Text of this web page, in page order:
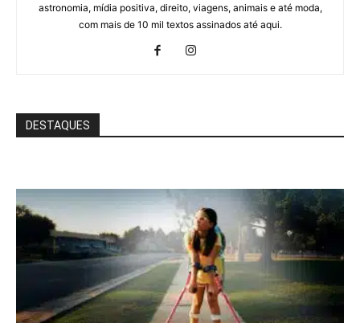
astronomia, mídia positiva, direito, viagens, animais e até moda,
com mais de 10 mil textos assinados até aqui.
DESTAQUES